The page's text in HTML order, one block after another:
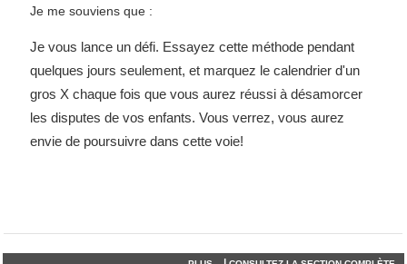
Je me souviens que :
Je vous lance un défi. Essayez cette méthode pendant
quelques jours seulement, et marquez le calendrier d'un
gros X chaque fois que vous aurez réussi à désamorcer
les disputes de vos enfants. Vous verrez, vous aurez
envie de poursuivre dans cette voie!